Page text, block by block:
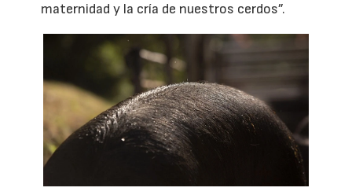
maternidad y la cría de nuestros cerdos”.